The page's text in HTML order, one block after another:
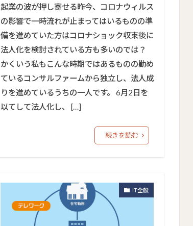
起業の波が押し寄せる昨今、コロナウィルス
の影響で一時流れが止まってはいるものの準
備を進めていた方はコロナショック収束後に
法人化を検討されている方も多いのでは？
かくいう私もこんな時期ではあるものの勤め
ているコンサルファームから独立し、法人成
りを進めているうちの一人です。 6月2日を
以てして法人化し、 […]
続きを読む
IT全般